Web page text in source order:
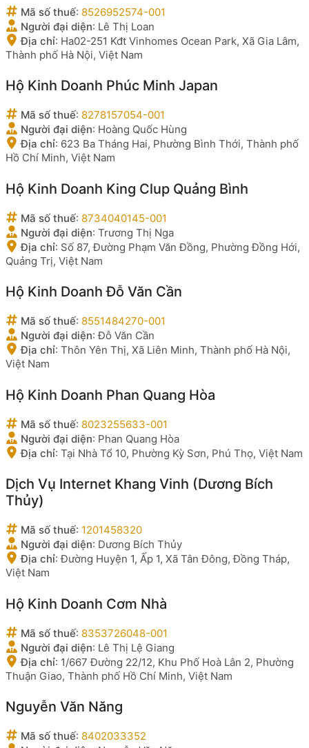
Mã số thuế: 8526952574-001
Người đại diện: Lê Thị Loan
Địa chỉ: Ha02-251 Kđt Vinhomes Ocean Park, Xã Gia Lâm,
Thành phố Hà Nội, Việt Nam
Hộ Kinh Doanh Phúc Minh Japan
Mã số thuế: 8278157054-001
Người đại diện: Hoàng Quốc Hùng
Địa chỉ: 623 Ba Tháng Hai, Phường Bình Thới, Thành phố
Hồ Chí Minh, Việt Nam
Hộ Kinh Doanh King Clup Quảng Bình
Mã số thuế: 8734040145-001
Người đại diện: Trương Thị Nga
Địa chỉ: Số 87, Đường Phạm Văn Đồng, Phường Đồng Hới,
Quảng Trị, Việt Nam
Hộ Kinh Doanh Đỗ Văn Cần
Mã số thuế: 8551484270-001
Người đại diện:Đỗ Văn Cần
Địa chỉ: Thôn Yên Thị, Xã Liên Minh, Thành phố Hà Nội,
Việt Nam
Hộ Kinh Doanh Phan Quang Hòa
Mã số thuế: 8023255633-001
Người đại diện: Phan Quang Hòa
Địa chỉ: Tại Nhà Tổ 10, Phường Kỳ Sơn, Phú Thọ, Việt Nam
Dịch Vụ Internet Khang Vinh (Dương Bích
Thủy)
Mã số thuế: 1201458320
Người đại diện: Dương Bích Thủy
Địa chỉ:Đường Huyện 1, Ấp 1, Xã Tân Đông, Đồng Tháp,
Việt Nam
Hộ Kinh Doanh Cơm Nhà
Mã số thuế: 8353726048-001
Người đại diện: Lê Thị Lệ Giang
Địa chỉ: 1/667 Đường 22/12, Khu Phố Hoà Lân 2, Phường
Thuận Giao, Thành phố Hồ Chí Minh, Việt Nam
Nguyễn Văn Năng
Mã số thuế: 8402033352